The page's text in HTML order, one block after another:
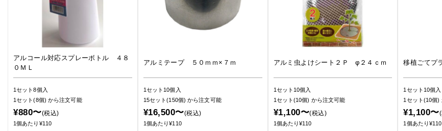
アルコール対応スプレーボトル ４８
０ＭＬ
1セット8個入
1セット(8個) から注文可能
¥880〜(税込)
1個あたり¥110
アルミテープ ５０ｍｍ×７ｍ
1セット10個入
15セット(150個)から注文可能
¥16,500〜(税込)
1個あたり¥110
アルミ虫よけシート２Ｐ φ２４ｃｍ
1セット10個入
1セット(10個) から注文可能
¥1,100〜(税込)
1個あたり¥110
移植ごてプ
1セット10個入
1セット(10個)
¥1,100〜
1個あたり¥110